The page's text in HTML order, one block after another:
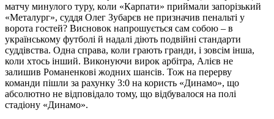
матчу минулого туру, коли «Карпати» приймали запорізький
«Металург», суддя Олег Зубарєв не призначив пенальті у
ворота гостей? Висновок напрошується сам собою – в
українському футболі й надалі діють подвійні стандарти
суддівства. Одна справа, коли грають гранди, і зовсім інша,
коли хтось інший. Виконуючи вирок арбітра, Алієв не
залишив Романенкові жодних шансів. Тож на перерву
команди пішли за рахунку 3:0 на користь «Динамо», що
абсолютно не відповідало тому, що відбувалося на полі
стадіону «Динамо».